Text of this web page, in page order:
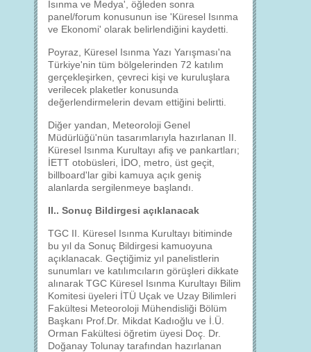
Isınma ve Medya', öğleden sonra
panel/forum konusunun ise 'Küresel Isınma
ve Ekonomi' olarak belirlendiğini kaydetti.
Poyraz, Küresel Isınma Yazı Yarışması'na
Türkiye'nin tüm bölgelerinden 72 katılım
gerçekleşirken, çevreci kişi ve kuruluşlara
verilecek plaketler konusunda
değerlendirmelerin devam ettiğini belirtti.
Diğer yandan, Meteoroloji Genel
Müdürlüğü'nün tasarımlarıyla hazırlanan II.
Küresel Isınma Kurultayı afiş ve pankartları;
İETT otobüsleri, İDO, metro, üst geçit,
billboard'lar gibi kamuya açık geniş
alanlarda sergilenmeye başlandı.
II.. Sonuç Bildirgesi açıklanacak
TGC II. Küresel Isınma Kurultayı bitiminde
bu yıl da Sonuç Bildirgesi kamuoyuna
açıklanacak. Geçtiğimiz yıl panelistlerin
sunumları ve katılımcıların görüşleri dikkate
alınarak TGC Küresel Isınma Kurultayı Bilim
Komitesi üyeleri İTÜ Uçak ve Uzay Bilimleri
Fakültesi Meteoroloji Mühendisliği Bölüm
Başkanı Prof.Dr. Mikdat Kadıoğlu ve İ.Ü.
Orman Fakültesi öğretim üyesi Doç. Dr.
Doğanay Tolunay tarafından hazırlanan